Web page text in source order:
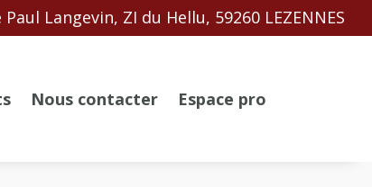
Paul Langevin, ZI du Hellu, 59260 LEZENNES
Nous contacter Espace pro